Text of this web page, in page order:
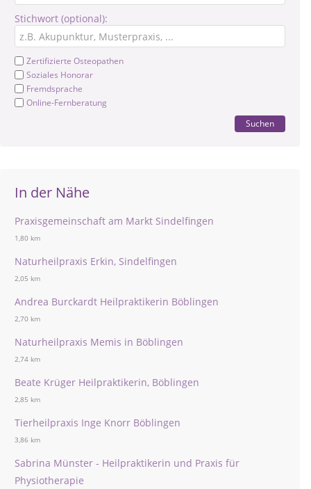
Stichwort (optional):
Zertifizierte Osteopathen
Soziales Honorar
Fremdsprache
Online-Fernberatung
Suchen
In der Nähe
Praxisgemeinschaft am Markt Sindelfingen
1,80 km
Naturheilpraxis Erkin, Sindelfingen
2,05 km
Andrea Burckardt Heilpraktikerin Böblingen
2,70 km
Naturheilpraxis Memis in Böblingen
2,74 km
Beate Krüger Heilpraktikerin, Böblingen
2,85 km
Tierheilpraxis Inge Knorr Böblingen
3,86 km
Sabrina Münster - Heilpraktikerin und Praxis für
Physiotherapie